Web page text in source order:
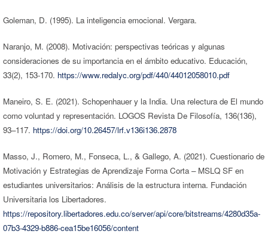
Goleman, D. (1995). La inteligencia emocional. Vergara.
Naranjo, M. (2008). Motivación: perspectivas teóricas y algunas
consideraciones de su importancia en el ámbito educativo. Educación,
33(2), 153-170. https://www.redalyc.org/pdf/440/44012058010.pdf
Maneiro, S. E. (2021). Schopenhauer y la India. Una relectura de El mundo
como voluntad y representación. LOGOS Revista De Filosofía, 136(136),
93–117. https://doi.org/10.26457/lrf.v136i136.2878
Masso, J., Romero, M., Fonseca, L., & Gallego, A. (2021). Cuestionario de
Motivación y Estrategias de Aprendizaje Forma Corta – MSLQ SF en
estudiantes universitarios: Análisis de la estructura interna. Fundación
Universitaria los Libertadores.
https://repository.libertadores.edu.co/server/api/core/bitstreams/4280d35a-
07b3-4329-b886-cea15be16056/content